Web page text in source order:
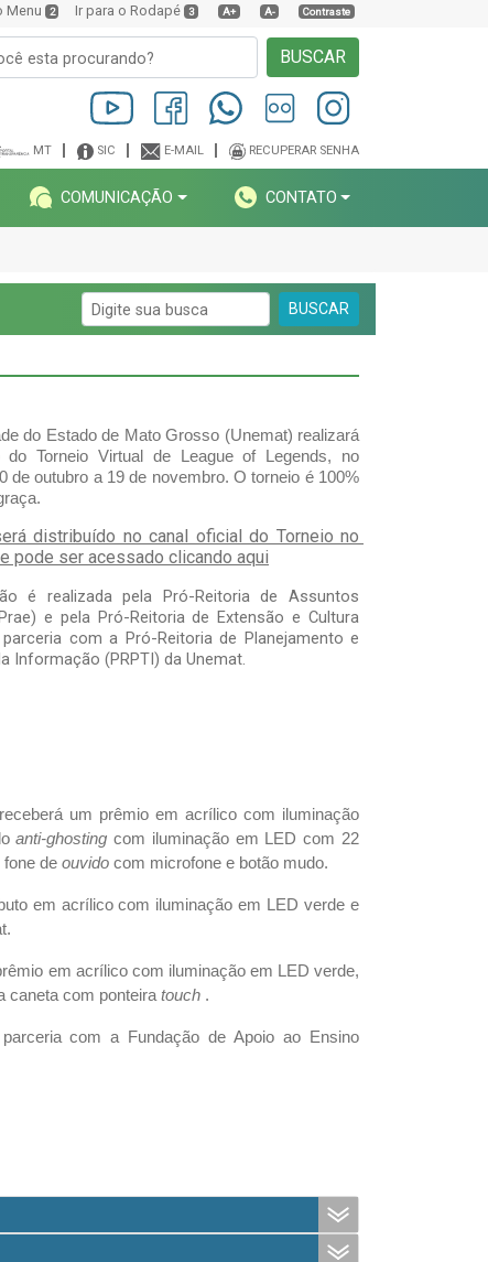
Menu 2 Ir para o Rodapé 3 A+ A- Contraste
BUSCAR
MT SIC E-MAIL RECUPERAR SENHA
COMUNICAÇÃO CONTATO
BUSCAR
do Estado de Mato Grosso (Unemat) realizará
do Torneio Virtual de League of Legends, no
de outubro a 19 de novembro. O torneio é 100%
distribuído no canal oficial do Torneio no
pode ser acessado clicando aqui
é realizada pela Pró-Reitoria de Assuntos
e pela Pró-Reitoria de Extensão e Cultura
com a Pró-Reitoria de Planejamento e
Informação (PRPTI) da Unemat.
um prêmio em acrílico com iluminação
anti-ghosting com iluminação em LED com 22
fone de ouvido com microfone e botão mudo.
em acrílico com iluminação em LED verde e
em acrílico com iluminação em LED verde,
caneta com ponteira touch .
com a Fundação de Apoio ao Ensino